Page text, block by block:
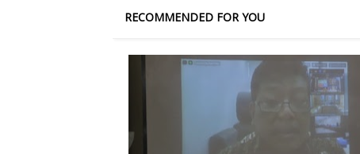
RECOMMENDED FOR YOU